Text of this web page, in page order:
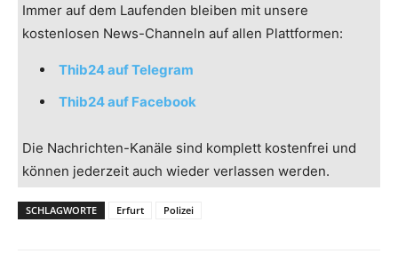
Immer auf dem Laufenden bleiben mit unsere
kostenlosen News-Channeln auf allen Plattformen:
Thib24 auf Telegram
Thib24 auf Facebook
Die Nachrichten-Kanäle sind komplett kostenfrei und
können jederzeit auch wieder verlassen werden.
SCHLAGWORTE Erfurt Polizei